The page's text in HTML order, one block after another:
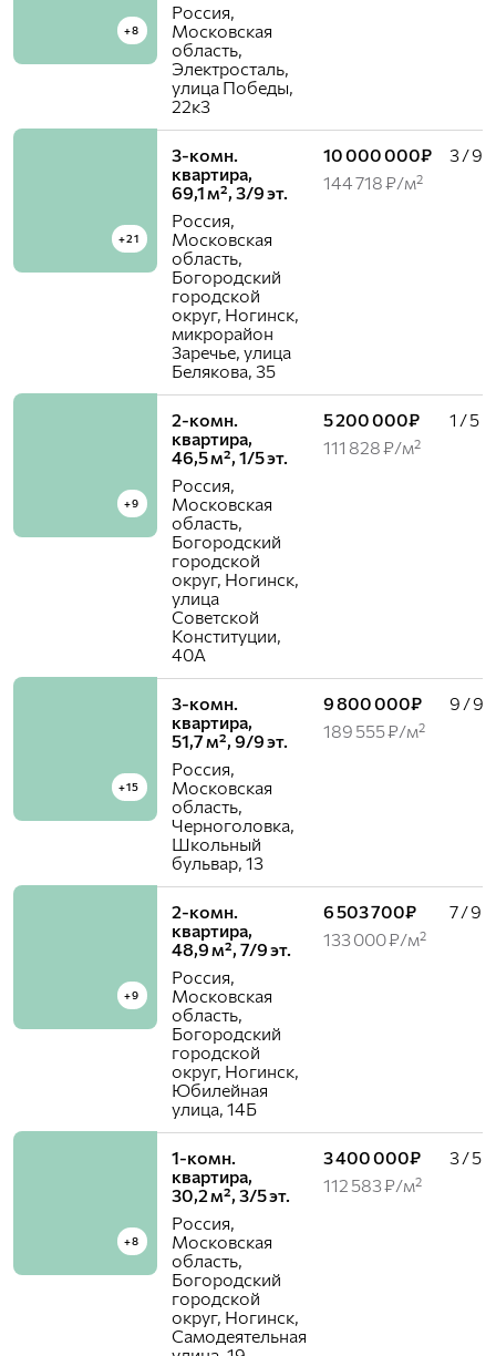
+8
Россия,
Московская
область,
Электросталь,
улица Победы,
22к3
+21
3-комн.
квартира,
69,1 м², 3/9 эт.
Россия,
Московская
область,
Богородский
городской
округ, Ногинск,
микрорайон
Заречье, улица
Белякова, 35
10 000 000₽
144 718 ₽/м²
3 / 9
+9
2-комн.
квартира,
46,5 м², 1/5 эт.
Россия,
Московская
область,
Богородский
городской
округ, Ногинск,
улица
Советской
Конституции,
40А
5 200 000₽
111 828 ₽/м²
1 / 5
+15
3-комн.
квартира,
51,7 м², 9/9 эт.
Россия,
Московская
область,
Черноголовка,
Школьный
бульвар, 13
9 800 000₽
189 555 ₽/м²
9 / 9
+9
2-комн.
квартира,
48,9 м², 7/9 эт.
Россия,
Московская
область,
Богородский
городской
округ, Ногинск,
Юбилейная
улица, 14Б
6 503 700₽
133 000 ₽/м²
7 / 9
+8
1-комн.
квартира,
30,2 м², 3/5 эт.
Россия,
Московская
область,
Богородский
городской
округ, Ногинск,
Самодеятельная
3 400 000₽
112 583 ₽/м²
3 / 5